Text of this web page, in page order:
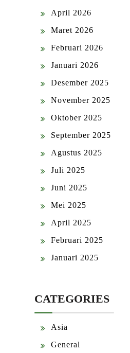
April 2026
Maret 2026
Februari 2026
Januari 2026
Desember 2025
November 2025
Oktober 2025
September 2025
Agustus 2025
Juli 2025
Juni 2025
Mei 2025
April 2025
Februari 2025
Januari 2025
CATEGORIES
Asia
General